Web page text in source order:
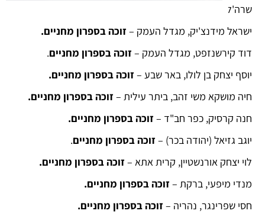
שרה'לה צינאמון, ביתר עילית –
ישראל מידנצ'יק, מגדל העמק – זוכה בספרון מחניים.
דוד קירשנזפט, מגדל העמק – זוכה בספרון מחניים.
יוסף יצחק בן לולו, באר שבע – זוכה בספרון מחניים.
חיה מושקא משי זהב, ביתר עילית – זוכה בספרון מחניים.
חנה קרסיק, כפר חב"ד – זוכה בספרון מחניים.
יוגב גזיאל (יהודה בכר) – זוכה בספרון מחניים.
לוי יצחק אורנשטיין, קרית אתא – זוכה בספרון מחניים.
מנדי מיפעי, ברקת – זוכה בספרון מחניים.
חסי שפרינגר, נהריה – זוכה בספרון מחניים.